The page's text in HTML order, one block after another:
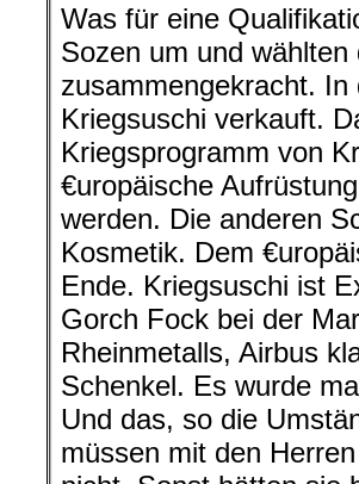
Was für eine
Sozen um und
zusammengekracht.
Kriegsuschi verkauft.
Kriegsprogramm von
€uropäische
werden. Die anderen
Kosmetik. Dem
Ende. Kriegsuschi ist
Gorch Fock bei der
Rheinmetalls, Airbus
Schenkel. Es wurde
Und das, so die
müssen mit den